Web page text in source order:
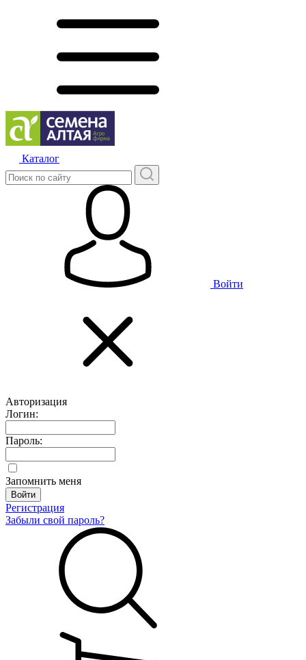
Каталог
Войти
Авторизация
Логин:
Пароль:
Запомнить меня
Регистрация
Забыли свой пароль?